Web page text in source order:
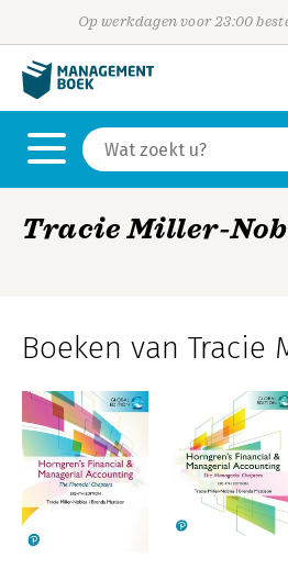
Op werkdagen voor 23:00
Tracie Miller-
Boeken van Tracie